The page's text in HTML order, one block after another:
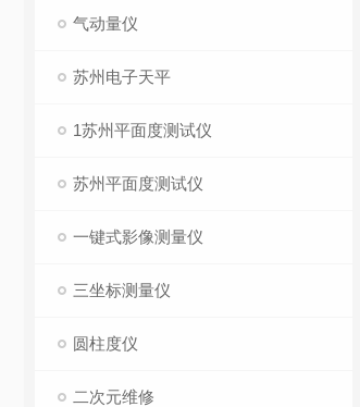
气动量仪
苏州电子天平
1苏州平面度测试仪
苏州平面度测试仪
一键式影像测量仪
三坐标测量仪
圆柱度仪
二次元维修